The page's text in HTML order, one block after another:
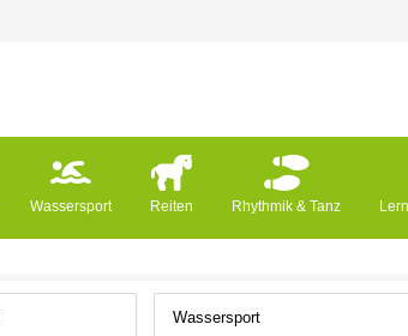
Wassersport Reiten Rhythmik & Tanz